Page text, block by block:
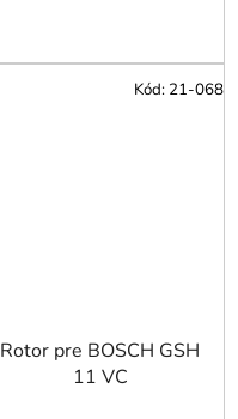
Rotor pre BOSCH GSH
11 VC
Kód: 21-068